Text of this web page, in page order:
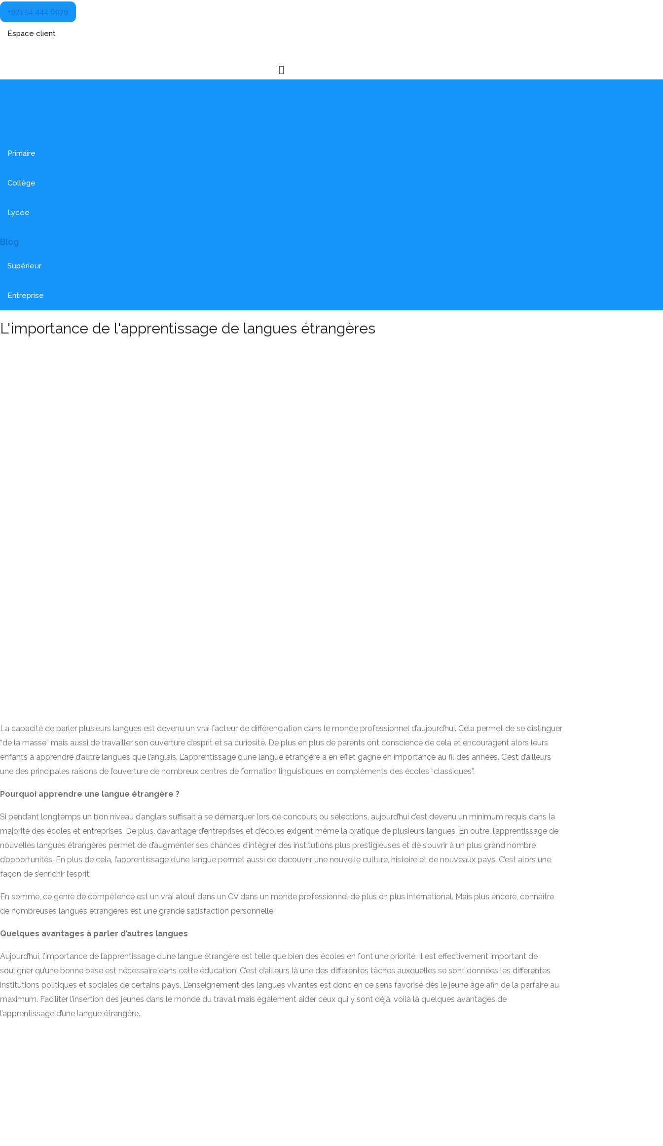
+971 54 444 6079
Espace client
Primaire
Collège
Lycée
Blog
Supérieur
Entreprise
L'importance de l'apprentissage de langues étrangères
La capacité de parler plusieurs langues est devenu un vrai facteur de différenciation dans le monde professionnel d’aujourd’hui. Cela permet de se distinguer
“de la masse” mais aussi de travailler son ouverture d’esprit et sa curiosité. De plus en plus de parents ont conscience de cela et encouragent alors leurs
enfants à apprendre d’autre langues que l’anglais. L’apprentissage d’une langue étrangère a en effet gagné en importance au fil des années. C’est d’ailleurs
une des principales raisons de l’ouverture de nombreux centres de formation linguistiques en compléments des écoles “classiques”.
Pourquoi apprendre une langue étrangère ?
Si pendant longtemps un bon niveau d’anglais suffisait à se démarquer lors de concours ou sélections, aujourd’hui c’est devenu un minimum requis dans la
majorité des écoles et entreprises. De plus, davantage d’entreprises et d’écoles exigent même la pratique de plusieurs langues. En outre, l’apprentissage de
nouvelles langues étrangères permet de d’augmenter ses chances d’intégrer des institutions plus prestigieuses et de s’ouvrir à un plus grand nombre
d’opportunités. En plus de cela, l’apprentissage d’une langue permet aussi de découvrir une nouvelle culture, histoire et de nouveaux pays. C’est alors une
façon de s’enrichir l’esprit.
En somme, ce genre de compétence est un vrai atout dans un CV dans un monde professionnel de plus en plus international. Mais plus encore, connaître
de nombreuses langues étrangères est une grande satisfaction personnelle.
Quelques avantages à parler d’autres langues
Aujourd’hui, l’importance de l’apprentissage d’une langue étrangère est telle que bien des écoles en font une priorité. Il est effectivement important de
souligner qu’une bonne base est nécessaire dans cette éducation. C’est d’ailleurs là une des différentes tâches auxquelles se sont données les différentes
institutions politiques et sociales de certains pays. L’enseignement des langues vivantes est donc en ce sens favorisé dès le jeune âge afin de la parfaire au
maximum. Faciliter l’insertion des jeunes dans le monde du travail mais également aider ceux qui y sont déjà, voilà là quelques avantages de
l’apprentissage d’une langue étrangère.